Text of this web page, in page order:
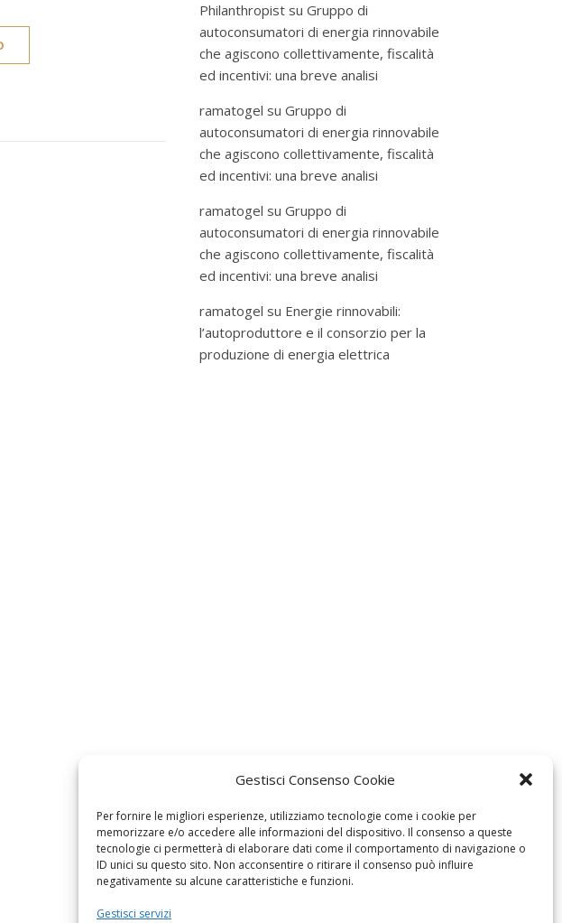
Gestisci Consenso Cookie
Per fornire le migliori esperienze, utilizziamo tecnologie come i cookie per
memorizzare e/o accedere alle informazioni del dispositivo. Il consenso a queste
tecnologie ci permetterà di elaborare dati come il comportamento di navigazione o
ID unici su questo sito. Non acconsentire o ritirare il consenso può influire
negativamente su alcune caratteristiche e funzioni.
Gestisci servizi
Philanthropist su Gruppo di
autoconsumatori di energia rinnovabile
che agiscono collettivamente, fiscalità
ed incentivi: una breve analisi
ramatogel su Gruppo di
autoconsumatori di energia rinnovabile
che agiscono collettivamente, fiscalità
ed incentivi: una breve analisi
ramatogel su Gruppo di
autoconsumatori di energia rinnovabile
che agiscono collettivamente, fiscalità
ed incentivi: una breve analisi
ramatogel su Energie rinnovabili:
l’autoproduttore e il consorzio per la
produzione di energia elettrica